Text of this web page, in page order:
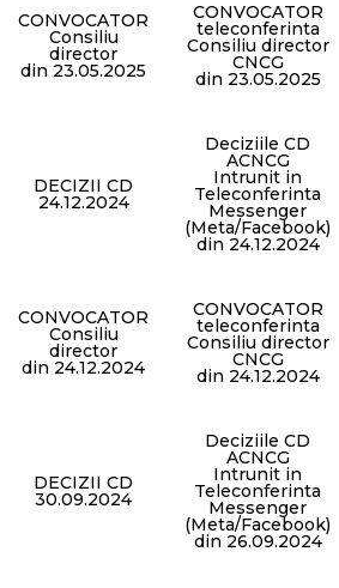
CONVOCATOR
Consiliu
director
din 23.05.2025
CONVOCATOR
teleconferinta
Consiliu director
CNCG
din 23.05.2025
DECIZII CD
24.12.2024
Deciziile CD
ACNCG
Intrunit in
Teleconferinta
Messenger
(Meta/Facebook)
din 24.12.2024
CONVOCATOR
Consiliu
director
din 24.12.2024
CONVOCATOR
teleconferinta
Consiliu director
CNCG
din 24.12.2024
DECIZII CD
30.09.2024
Deciziile CD
ACNCG
Intrunit in
Teleconferinta
Messenger
(Meta/Facebook)
din 26.09.2024